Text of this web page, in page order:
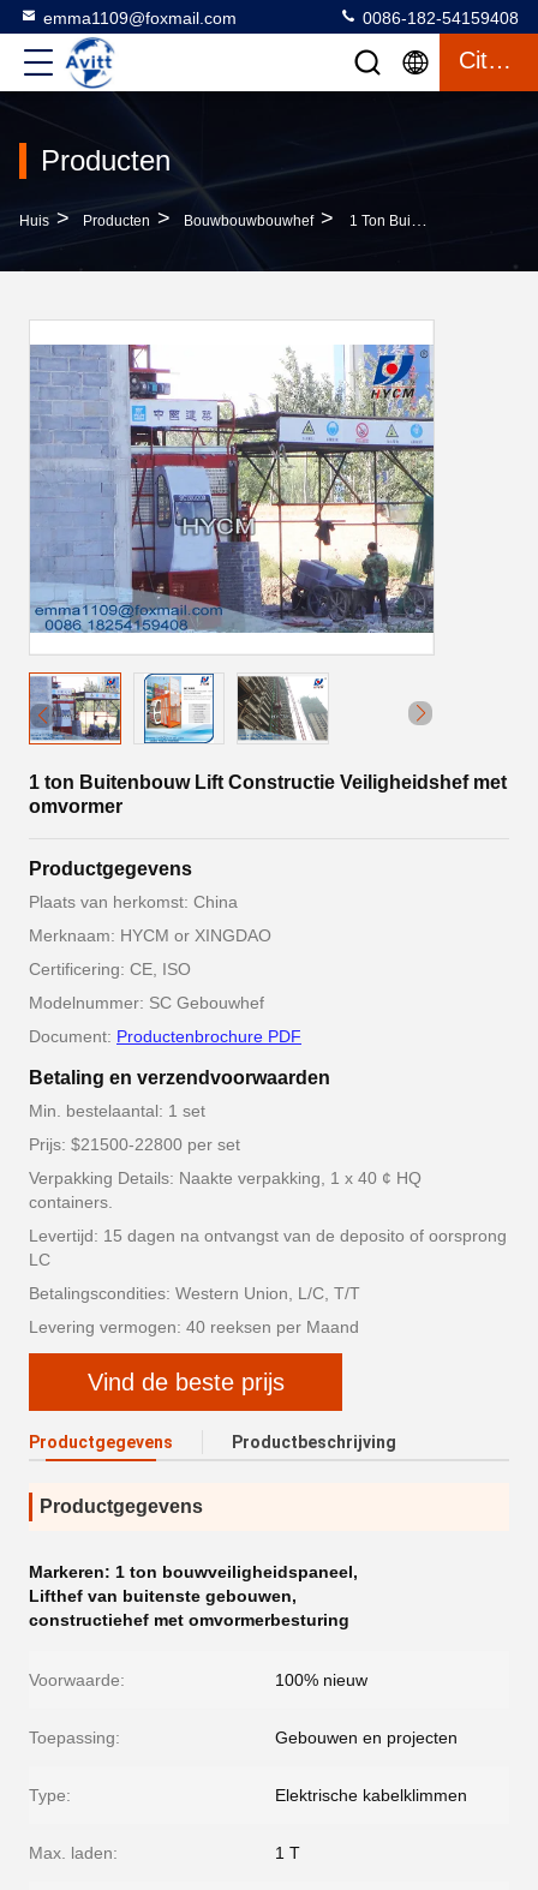
emma1109@foxmail.com 0086-182-54159408
Citaat
Producten
Huis > Producten > Bouwbouwbouwhef > 1 Ton Buitenbouw Lift Constructie Veiligheidshef Met Omvormer
1 ton Buitenbouw Lift Constructie Veiligheidshef met
omvormer
Productgegevens
Plaats van herkomst: China
Merknaam: HYCM or XINGDAO
Certificering: CE, ISO
Modelnummer: SC Gebouwhef
Document: Productenbrochure PDF
Betaling en verzendvoorwaarden
Min. bestelaantal: 1 set
Prijs: $21500-22800 per set
Verpakking Details: Naakte verpakking, 1 x 40 ¢ HQ
containers.
Levertijd: 15 dagen na ontvangst van de deposito of oorsprong
LC
Betalingscondities: Western Union, L/C, T/T
Levering vermogen: 40 reeksen per Maand
Vind de beste prijs
Productgegevens Productbeschrijving
Productgegevens
Markeren: 1 ton bouwveiligheidspaneel,
Lifthef van buitenste gebouwen,
constructiehef met omvormerbesturing
Voorwaarde: 100% nieuw
Toepassing: Gebouwen en projecten
Type: Elektrische kabelklimmen
Max. laden: 1 T